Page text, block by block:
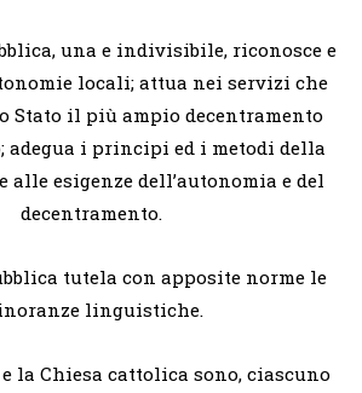
una e indivisibile, riconosce e
locali; attua nei servizi che
Stato il più ampio decentramento
i principi ed i metodi della
alle esigenze dell’autonomia e del
decentramento.
tutela con apposite norme le
linguistiche.
e la Chiesa cattolica sono, ciascuno